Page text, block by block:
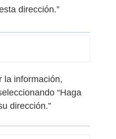
dirección.”
la información,
“Haga
dirección.”